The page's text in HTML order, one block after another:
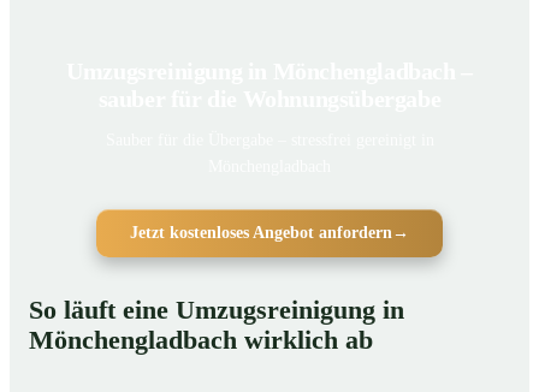
Jetzt kostenloses Angebot anfordern →
So läuft eine Umzugsreinigung in
Mönchengladbach wirklich ab